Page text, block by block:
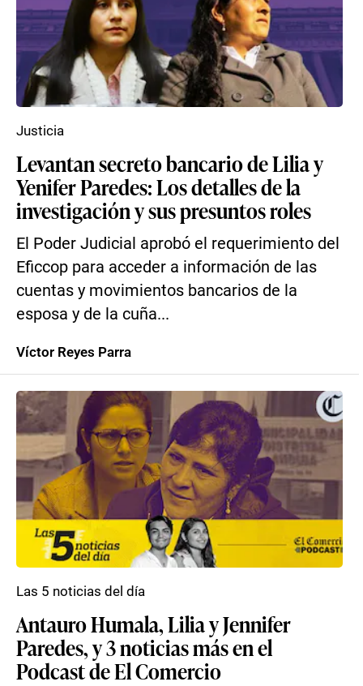
Levantan secreto bancario de Lilia y
Yenifer Paredes: Los detalles de la
investigación y sus presuntos roles
El Poder Judicial aprobó el requerimiento del
Eficcop para acceder a información de las
cuentas y movimientos bancarios de la
esposa y de la cuña...
Justicia
Víctor Reyes Parra
Antauro Humala, Lilia y Jennifer
Paredes, y 3 noticias más en el
Podcast de El Comercio
Las 5 noticias del día